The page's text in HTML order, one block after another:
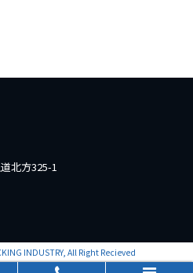
北方325-1
INDUSTRY, All Right Recieved